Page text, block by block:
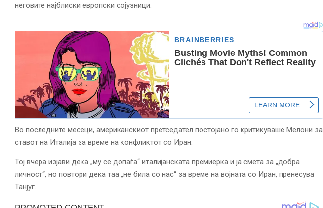
неговите најблиски европски сојузници.
Во последните месеци, американскиот претседател постојано го критикуваше Мелони за
ставот на Италија за време на конфликтот со Иран.
Тој вчера изјави дека „му се допаѓа“ италијанската премиерка и ја смета за „добра
личност“, но повтори дека таа „не била со нас“ за време на војната со Иран, пренесува
Танјуг.